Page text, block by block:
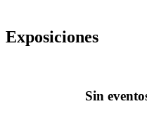
Exposiciones
Sin